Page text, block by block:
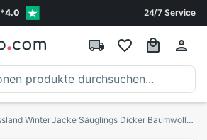
*4.0 24/7 Service
Baby Russland Winter Jacke Säuglings Dicker Baumwolle Schneeanzug Neugeborenen Warme Sonnenblumen Mit Kapuze Jacke für Mädchen Junge Schnee Tragen Mäntel